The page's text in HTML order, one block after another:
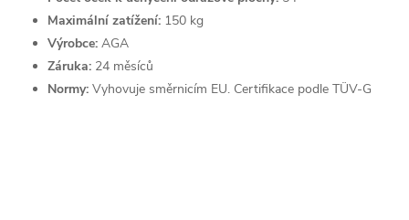
Maximální zatížení: 150 kg
Výrobce: AGA
Záruka: 24 měsíců
Normy: Vyhovuje směrnicím EU. Certifikace podle TÜV-G